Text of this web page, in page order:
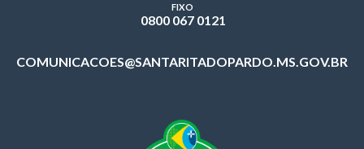
FIXO
0800 067 0121
COMUNICACOES@SANTARITADOPARDO.MS.GOV.BR